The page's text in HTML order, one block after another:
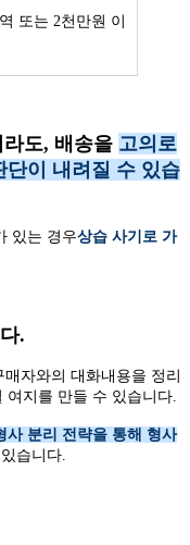
또는 2천만원 이
도, 배송을 고의로
단이 내려질 수 있습
있는 경우상습 사기로 가
.
자와의 대화내용을 정리
여지를 만들 수 있습니다.
사 분리 전략을 통해 형사
습니다.